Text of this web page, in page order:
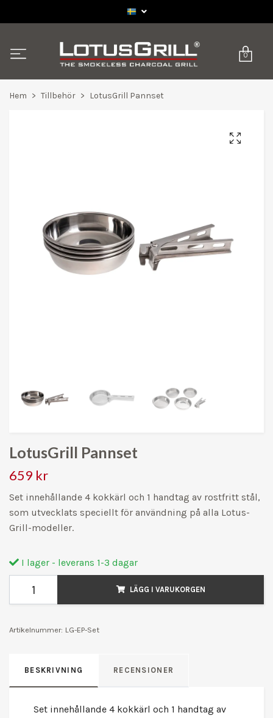
0
Hem Tillbehör LotusGrill Pannset
LotusGrill Pannset
659 kr
Set innehållande 4 kokkärl och 1 handtag av rostfritt stål,
som utvecklats speciellt för användning på alla Lotus-
Grill-modeller.
I lager - leverans 1-3 dagar
LÄGG I VARUKORGEN
Artikelnummer: LG-EP-Set
BESKRIVNING RECENSIONER
Set innehållande 4 kokkärl och 1 handtag av